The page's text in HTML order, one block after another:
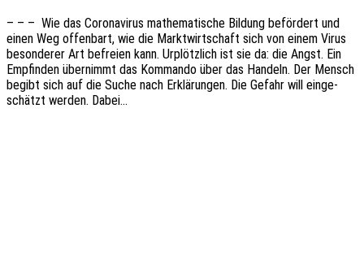
– – – Wie das Coro­na­vi­rus mathe­ma­ti­sche Bildung beför­dert und
einen Weg offen­bart, wie die Markt­wirt­schaft sich von einem Virus
beson­de­rer Art befrei­en kann. Urplötz­lich ist sie da: die Angst. Ein
Empfin­den über­nimmt das Komman­do über das Handeln. Der Mensch
begibt sich auf die Suche nach Erklä­run­gen. Die Gefahr will einge­
schätzt werden. Dabei…